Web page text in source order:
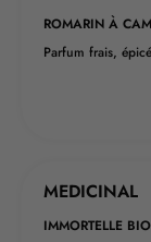
ROMARIN À
Parfum frais,
MEDICINAL
IMMORTELLE BIO